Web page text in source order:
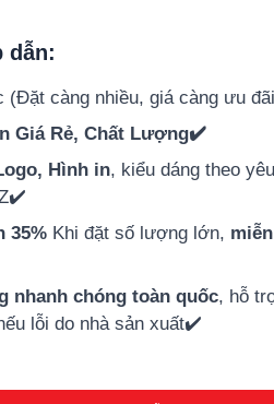
dẫn:
(Đặt càng nhiều, giá càng ưu
Giá Rẻ, Chất Lượng✔️
Hình in, kiểu dáng theo
35% Khi đặt số lượng lớn,
nhanh chóng toàn quốc, hỗ
lỗi do nhà sản xuất✔️